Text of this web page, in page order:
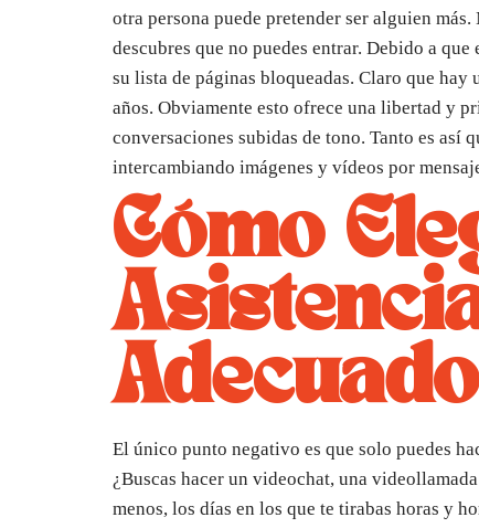
otra persona puede pretender ser alguien
descubres que no puedes entrar. Debido a
su lista de páginas bloqueadas. Claro que hay
años. Obviamente esto ofrece una libertad y
conversaciones subidas de tono. Tanto es así
intercambiando imágenes y vídeos por
Cómo
Adecuado
El único punto negativo es que solo puedes
¿Buscas hacer un videochat, una
menos, los días en los que te tirabas horas y